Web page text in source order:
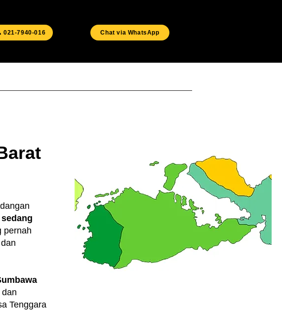
021-7940-016 Chat via WhatsApp
sedang
pernah
Tenggara